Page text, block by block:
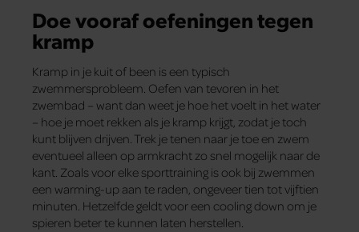
Doe vooraf oefeningen tegen
kramp
Kramp in je kuit of been is een typisch
zwemmersprobleem. Oefen van tevoren in het
zwembad – want dan weet je hoe het voelt in het water
– hoe je moet rekken als je kramp krijgt, zodat je toch
kunt blijven drijven. Trek je tenen naar je toe en zwem
eventueel alleen op armkracht zo snel mogelijk naar de
kant. Zoals voor elke sporttraining is ook bij zwemmen
een warming-up aan te raden, ongeveer tien tot vijftien
minuten. Hetzelfde geldt voor een cooling down om je
spieren beter te kunnen laten herstellen.